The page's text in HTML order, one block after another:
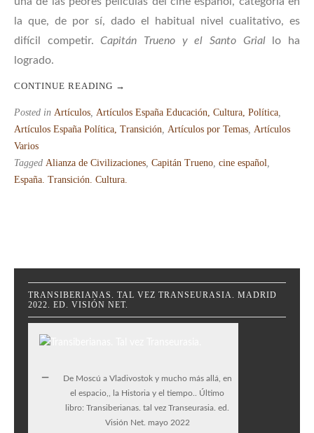
la que, de por sí, dado el habitual nivel cualitativo, es
difícil competir.Capitán Trueno y el Santo Grial lo ha
logrado.
CONTINUE READING →
Posted in Artículos Artículos España Educación, Cultura, Política
Artículos España Política, Transición
Artículos por Temas Artículos
Varios
Tagged Alianza de Civilizaciones Capitán Trueno cine español
España. Transición. Cultura.
TRANSIBERIANAS. TAL VEZ TRANSEURASIA. MADRID
2022. ED. VISIÓN NET.
De Moscú a Vladivostok y mucho más allá, en
el espacio,, la Historia y el tiempo.. Último
libro: Transiberianas. tal vez Transeurasia. ed.
Visión Net. mayo 2022